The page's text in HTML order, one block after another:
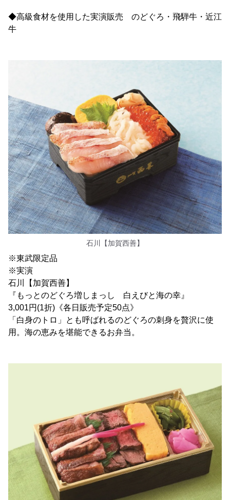
◆高級食材を使用した実演販売 のどぐろ・飛騨牛・近江
牛
石川【加賀西善】
※東武限定品
※実演
石川【加賀西善】
『もっとのどぐろ増しまっし 白えびと海の幸』
3,001円(1折)《各日販売予定50点》
「白身のトロ」とも呼ばれるのどぐろの刺身を贅沢に使
用。海の恵みを堪能できるお弁当。